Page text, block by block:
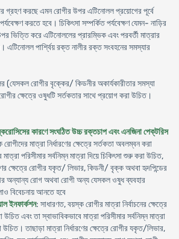
গ্রহণ করছে এমন রােগীর উপর এটিনোলল প্রয়ােগের পূর্বে
করতে হবে। চিকিৎসা সম্পর্কিত পর্যবেক্ষণ যেমন- নাড়ির
ভিত্তি করে এটিনোললের প্রারম্ভিক এবং পরবর্তী মাত্রার
এটিনোলল পার্শ্বিয় রক্ত নালীর রক্ত সংবহনের সমস্যার
(যেসকল রােগীর বৃক্কের/ কিডনীর অকার্যকারীতার সমস্যা
ক্ষেত্রে ওষুধটি সর্তকতার সাথে প্রয়ােগ করা উচিত।
কারণে সংঘঠিত উচ্চ রক্তচাপ এবং এনজিনা পেক্‌টরিস
মাত্রা নির্ধারণের ক্ষেত্রে সর্তকতা অবলম্বন করা
পরিসীমার সর্বনিম্ন মাত্রা দিয়ে চিকিৎসা শুরু করা উচিত,
ক্ষেত্রে রােগীর যকৃত/ লিভার, কিডনী/ বৃক্ক অথবা হৃদপিন্ডের
অন্যান্য রােগ অথবা রােগী অন্য যেসকল ওষুধ ব্যবহার
বিবেচনায় আনতে হবে
ইনফার্কশন: সাধারণত, বয়স্ক রােগীর মাত্রা নির্বাচনের ক্ষেত্রে
এবং তা স্বাভাবিকভাবে মাত্রা পরিসীমার সর্বনিম্ন মাত্রা
উচিত। তাছাড়া মাত্রা নির্ধারণের ক্ষেত্রে রােগীর যকৃত/লিভার,